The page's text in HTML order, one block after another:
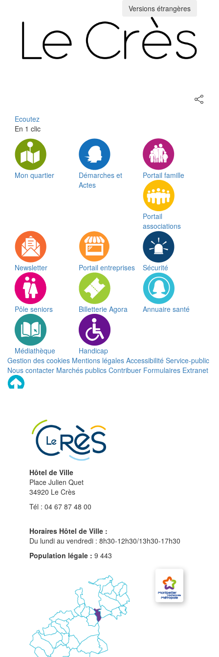
Versions étrangères
sur
Ecoutez
En 1 clic
Mon quartier
Démarches et
Actes
Portail famille
Portail
associations
Newsletter Portail entreprises Sécurité
Pôle seniors Billetterie Agora Annuaire santé
Médiathèque
Handicap
Gestion des cookies Mentions légales Accessibilité Service-public
Nous contacter Marchés publics Contribuer Formulaires Extranet
Remonter
Hôtel de Ville
Place Julien Quet
34920 Le Crès
Tél : 04 67 87 48 00
Horaires Hôtel de Ville :
Du lundi au vendredi : 8h30-12h30/13h30-17h30
Population légale : 9 443